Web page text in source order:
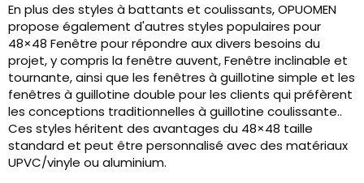
En plus des styles à battants et coulissants, OPUOMEN
propose également d'autres styles populaires pour
48×48 Fenêtre pour répondre aux divers besoins du
projet, y compris la fenêtre auvent, Fenêtre inclinable et
tournante, ainsi que les fenêtres à guillotine simple et les
fenêtres à guillotine double pour les clients qui préfèrent
les conceptions traditionnelles à guillotine coulissante..
Ces styles héritent des avantages du 48×48 taille
standard et peut être personnalisé avec des matériaux
UPVC/vinyle ou aluminium.